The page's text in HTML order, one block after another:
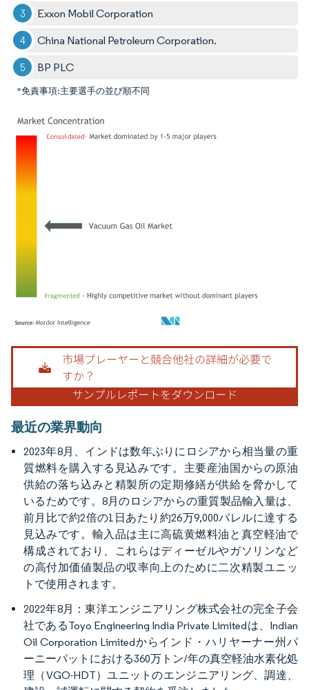
Exxon Mobil Corporation
China National Petroleum Corporation.
BP PLC
*免責事項:主要選手の並び順不同
画像 © Mordor Intelligence。再利用にはCC BY 4.0の表示が必要です。
最近の業界動向
2023年8月、インドは数年ぶりにロシアから相当量の重
質燃料を購入する見込みです。主要産油国からの原油
供給の落ち込みと精製所の定期修繕が供給を脅かして
いるためです。8月のロシアからの重質製品輸入量は、
前月比で約2倍の1日あたり約26万9,000バレルに達する
見込みです。輸入品は主に高硫黄燃料油と真空軽油で
構成されており、これらはディーゼルやガソリンなど
の高付加価値製品の収率向上のために二次精製ユニッ
トで使用されます。
2022年8月：東洋エンジニアリング株式会社の完全子会
社であるToyo Engineering India Private Limitedは、Indian
Oil Corporation Limitedからインド・ハリヤーナー州パ
ーニーパットにおける360万トン/年の真空軽油水素化処
理（VGO-HDT）ユニットのエンジニアリング、調達、